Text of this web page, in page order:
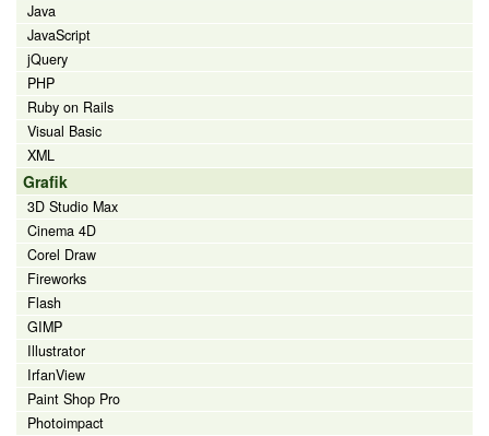
Java
JavaScript
jQuery
PHP
Ruby on Rails
Visual Basic
XML
Grafik
3D Studio Max
Cinema 4D
Corel Draw
Fireworks
Flash
GIMP
Illustrator
IrfanView
Paint Shop Pro
Photoimpact